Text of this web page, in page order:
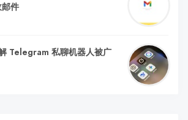
邮件
Telegram 私聊机器人被广